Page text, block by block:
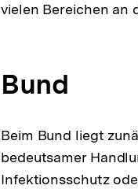
vielen Bereichen an
Bund
Beim Bund liegt
bedeutsamer
Infektionsschutz